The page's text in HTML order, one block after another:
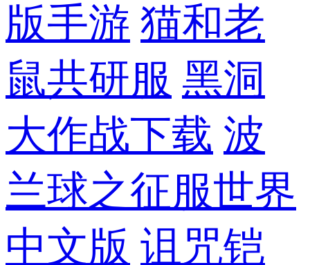
版手游 猫和老
鼠共研服 黑洞
大作战下载 波
兰球之征服世界
中文版 诅咒铠